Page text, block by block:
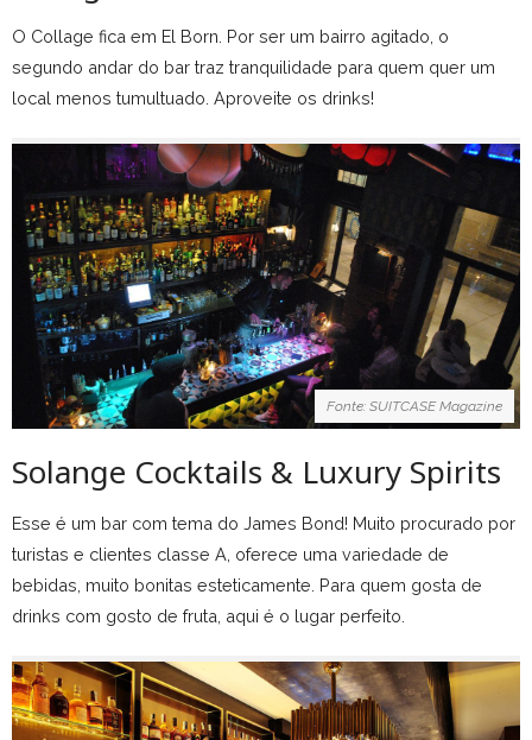
O Collage fica em El Born. Por ser um bairro agitado, o
segundo andar do bar traz tranquilidade para quem quer um
local menos tumultuado. Aproveite os drinks!
Fonte: SUITCASE Magazine
Solange Cocktails & Luxury Spirits
Esse é um bar com tema do James Bond! Muito procurado por
turistas e clientes classe A, oferece uma variedade de
bebidas, muito bonitas esteticamente. Para quem gosta de
drinks com gosto de fruta, aqui é o lugar perfeito.